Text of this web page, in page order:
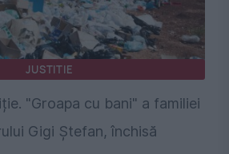
JUSTITIE
"Groapa cu bani" a familiei
Gigi Ștefan, închisă